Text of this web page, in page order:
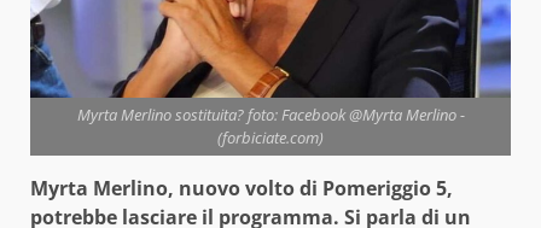
Myrta Merlino sostituita? foto: Facebook @Myrta Merlino -
(forbiciate.com)
Myrta Merlino, nuovo volto di Pomeriggio 5,
potrebbe lasciare il programma. Si parla di un